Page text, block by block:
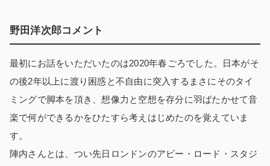
野田洋次郎コメント
最初にお話をいただいたのは2020年春ごろでした。日本がそ
の後2年以上に渡り困惑と不自由に突入するまさにそのタイ
ミングで脚本を頂き、想像力と空想を存分に羽ばたかせて音
楽で何ができるかをひたすら考えはじめたのを覚えていま
す。
陣内さんとは、つい先日ロンドンのアビー・ロード・スタジ